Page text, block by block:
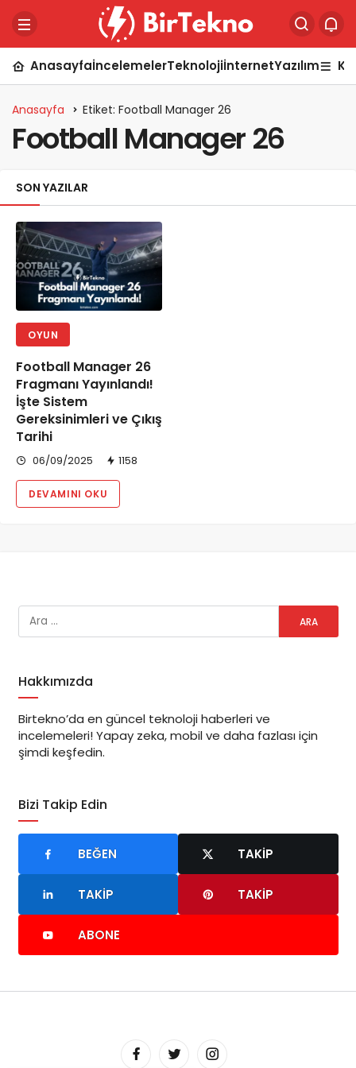
AnasayfaİncelemelerTeknolojiİnternetYazılım
Anasayfa Etiket: Football Manager 26
Football Manager 26
SON YAZILAR
OYUN
Football Manager 26
Fragmanı Yayınlandı!
İşte Sistem
Gereksinimleri ve Çıkış
Tarihi
06/09/2025 1158
DEVAMINI OKU
Hakkımızda
Birtekno’da en güncel teknoloji haberleri ve
incelemeleri! Yapay zeka, mobil ve daha fazlası için
şimdi keşfedin.
Bizi Takip Edin
BEĞEN TAKIP
TAKIP TAKIP
ABONE